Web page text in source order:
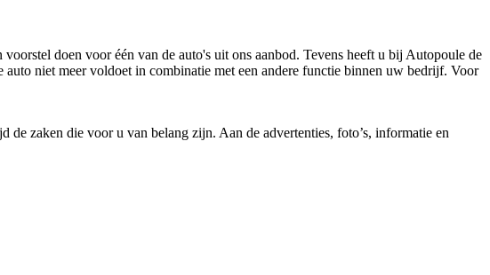
doen voor één van de auto's uit ons aanbod. Tevens heeft u bij Autopoule de
niet meer voldoet in combinatie met een andere functie binnen uw bedrijf. Voor
zaken die voor u van belang zijn. Aan de advertenties, foto’s, informatie en